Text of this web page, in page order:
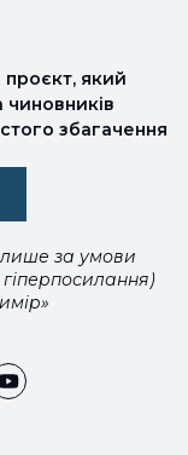
який
чиновників
збагачення
лише за умови